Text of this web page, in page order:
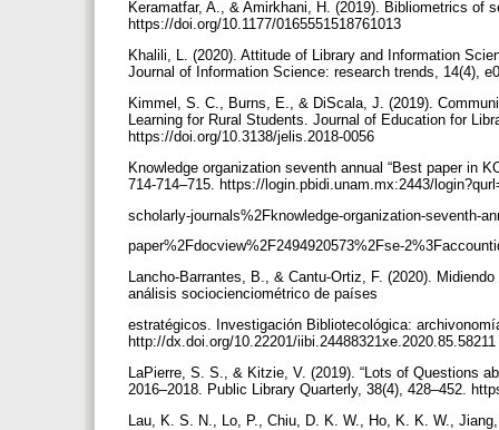
Keramatfar, A., & Amirkhani, H. (2019). Bibliometrics of
https://doi.org/10.1177/0165551518761013
Khalili, L. (2020). Attitude of Library and Information
Journal of Information Science: research trends, 14(4),
Kimmel, S. C., Burns, E., & DiScala, J. (2019).
Learning for Rural Students. Journal of Education for
https://doi.org/10.3138/jelis.2018-0056
Knowledge organization seventh annual “Best paper in
714-714–715. https://login.pbidi.unam.mx:2443/
scholarly-journals%2Fknowledge-organization-seventh-
paper%2Fdocview%2F2494920573%2Fse-
Lancho-Barrantes, B., & Cantu-Ortiz, F. (2020).
análisis sociocienciométrico de países
estratégicos. Investigación Bibliotecológica:
http://dx.doi.org/10.22201/iibi.24488321xe.2020.85.58211
LaPierre, S. S., & Kitzie, V. (2019). “Lots of Questions
2016–2018. Public Library Quarterly, 38(4), 428–452.
Lau, K. S. N., Lo, P., Chiu, D. K. W., Ho, K. K. W.,